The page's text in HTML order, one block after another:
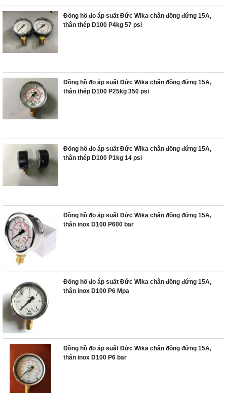
Đồng hồ đo áp suất Đức Wika chân đồng đứng 15A,
thân thép D100 P4kg 57 psi
Đồng hồ đo áp suất Đức Wika chân đồng đứng 15A,
thân thép D100 P25kg 350 psi
Đồng hồ đo áp suất Đức Wika chân đồng đứng 15A,
thân thép D100 P1kg 14 psi
Đồng hồ đo áp suất Đức Wika chân đồng đứng 15A,
thân inox D100 P600 bar
Đồng hồ đo áp suất Đức Wika chân đồng đứng 15A,
thân inox D100 P6 Mpa
Đồng hồ đo áp suất Đức Wika chân đồng đứng 15A,
thân inox D100 P6 bar